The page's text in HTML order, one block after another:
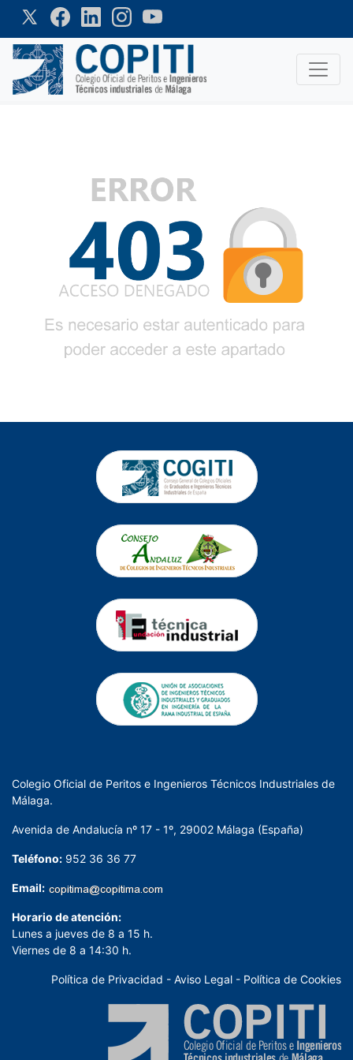
Colegio Oficial de Peritos e Ingenieros Técnicos Industriales de
Málaga.
Avenida de Andalucía nº 17 - 1º, 29002 Málaga (España)
Teléfono: 952 36 36 77
Email:
Horario de atención:
Lunes a jueves de 8 a 15 h.
Viernes de 8 a 14:30 h.
Política de Privacidad - Aviso Legal - Política de Cookies